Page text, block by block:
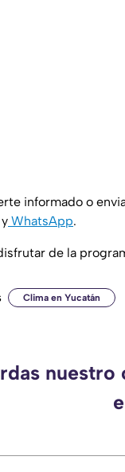
informado o
y WhatsApp.
de la
Clima en Yucatán